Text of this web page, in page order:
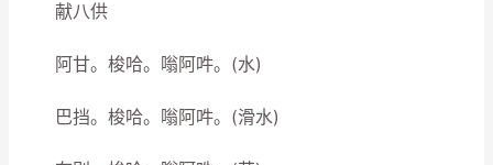
献八供
阿甘。梭哈。嗡阿吽。(水)
巴挡。梭哈。嗡阿吽。(滑水)